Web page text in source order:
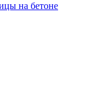
на бетоне